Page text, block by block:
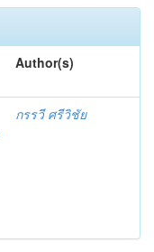
Author(s)
กรรวี ศรีวิชัย